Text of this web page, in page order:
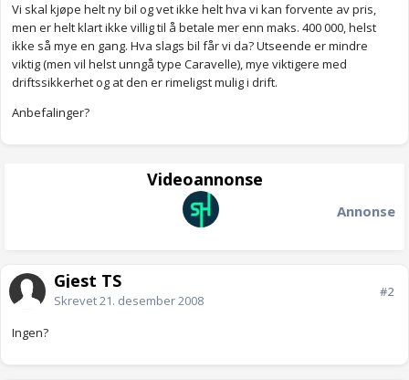
Vi skal kjøpe helt ny bil og vet ikke helt hva vi kan forvente av pris,
men er helt klart ikke villig til å betale mer enn maks. 400 000, helst
ikke så mye en gang. Hva slags bil får vi da? Utseende er mindre
viktig (men vil helst unngå type Caravelle), mye viktigere med
driftssikkerhet og at den er rimeligst mulig i drift.
Anbefalinger?
Videoannonse
Annonse
Gjest TS
Skrevet21. desember 2008
#2
Ingen?